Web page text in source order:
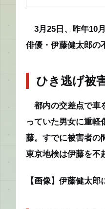
3月25日、昨年10
俳優・伊藤健太郎の
ひき逃げ被
都内の交差点で車
っていた男女に重軽
藤。すでに被害者の
東京地検は伊藤を不
【画像】伊藤健太